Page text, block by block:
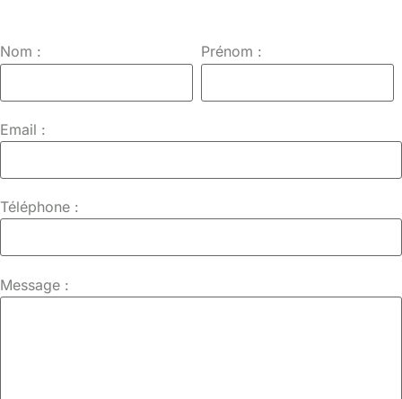
Nom : Prénom :
Email :
Téléphone :
Message :